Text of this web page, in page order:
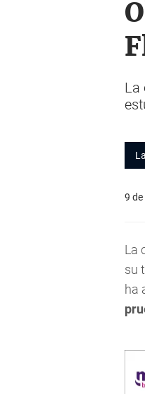
La
9 de
La
su
ha